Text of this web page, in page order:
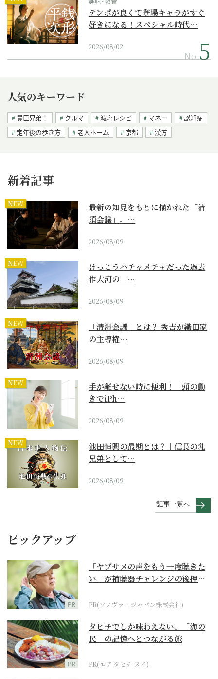
テンポが良くて登場キャラがすぐ
好きになる！スペシャル時代…
2026/08/02
No.
人気のキーワード
豊臣兄弟！ クルマ 減塩レシピ マネー
認知症
定年後の歩き方
老人ホーム 京都 漢方
新着記事
NEW
最新の知見をもとに描かれた「清
須会議」。…
2026/08/09
NEW
けっこうハチャメチャだった過去
作大河の「…
2026/08/09
NEW
「清洲会議」とは？ 秀吉が織田家
の主導権…
2026/08/09
NEW
手が離せない時に便利！ 頭の動
きでiPh…
2026/08/09
NEW
池田恒興の最期とは？｜信長の乳
兄弟として…
2026/08/09
記事一覧へ
ピックアップ
PR
「ヤブサメの声をもう一度聴きた
い」が補聴器チャレンジの後押し
PR(ソノヴァ・ジャパン株式会社)
PR
タヒチでしか味わえない、「海の
民」の記憶へとつながる旅
PR(エア タヒチ ヌイ)